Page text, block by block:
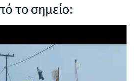
το σημείο: